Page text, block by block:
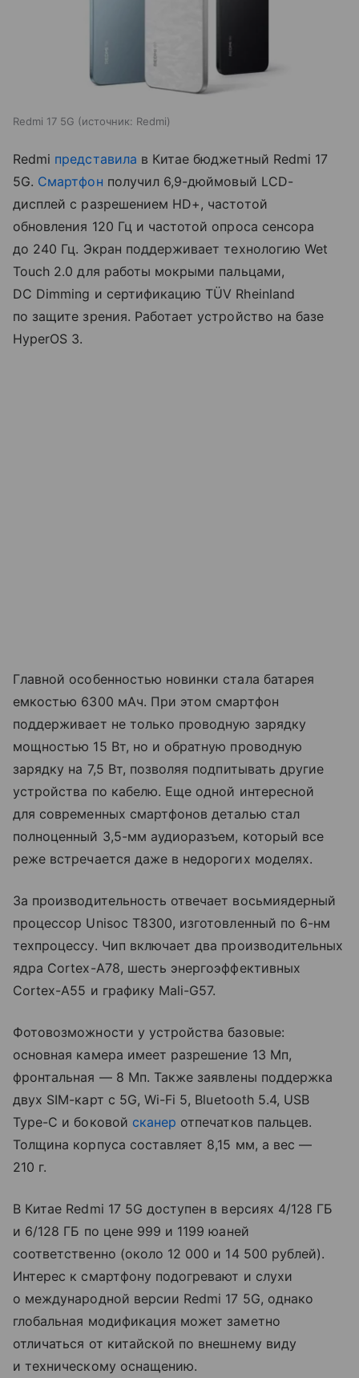
Redmi 17 5G источник: Redmi
Redmi представила в Китае бюджетный Redmi 17
5G. Смартфон получил 6,9-дюймовый LCD-
дисплей с разрешением HD+, частотой
обновления 120 Гц и частотой опроса сенсора
до 240 Гц. Экран поддерживает технологию Wet
Touch 2.0 для работы мокрыми пальцами,
DC Dimming и сертификацию TÜV Rheinland
по защите зрения. Работает устройство на базе
HyperOS 3.
Главной особенностью новинки стала батарея
емкостью 6300 мАч. При этом смартфон
поддерживает не только проводную зарядку
мощностью 15 Вт, но и обратную проводную
зарядку на 7,5 Вт, позволяя подпитывать другие
устройства по кабелю. Еще одной интересной
для современных смартфонов деталью стал
полноценный 3,5-мм аудиоразъем, который все
реже встречается даже в недорогих моделях.
За производительность отвечает восьмиядерный
процессор Unisoc T8300, изготовленный по 6-нм
техпроцессу. Чип включает два производительных
ядра Cortex-A78, шесть энергоэффективных
Cortex-A55 и графику Mali-G57.
Фотовозможности у устройства базовые:
основная камера имеет разрешение 13 Мп,
фронтальная — 8 Мп. Также заявлены поддержка
двух SIM-карт с 5G, Wi-Fi 5, Bluetooth 5.4, USB
Type-C и боковой сканер отпечатков пальцев.
Толщина корпуса составляет 8,15 мм, а вес —
210 г.
В Китае Redmi 17 5G доступен в версиях 4/128 ГБ
и 6/128 ГБ по цене 999 и 1199 юаней
соответственно (около 12 000 и 14 500 рублей).
Интерес к смартфону подогревают и слухи
о международной версии Redmi 17 5G, однако
глобальная модификация может заметно
отличаться от китайской по внешнему виду
и техническому оснащению.